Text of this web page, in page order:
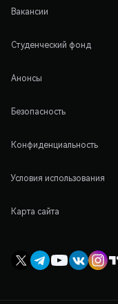
Вакансии
Студенческий фонд
Анонсы
Безопасность
Конфиденциальность
Условия использования
Карта сайта